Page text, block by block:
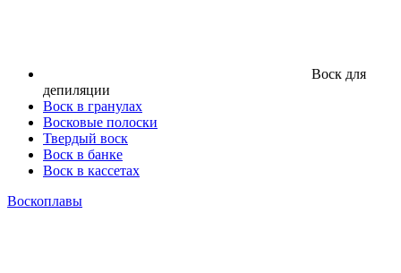
Воск для
депиляции
Воск в гранулах
Восковые полоски
Твердый воск
Воск в банке
Воск в кассетах
Воскоплавы